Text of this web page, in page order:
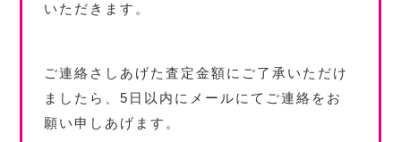
いただきます。
ご連絡さしあげた査定金額にご了承いただけ
ましたら、5日以内にメールにてご連絡をお
願い申しあげます。